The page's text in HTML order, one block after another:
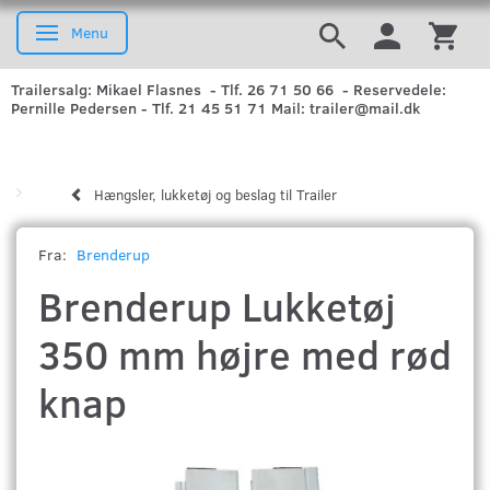
Skifte navigation
Menu
Trailersalg: Mikael Flasnes - Tlf. 26 71 50 66 - Reservedele:
Pernille Pedersen - Tlf. 21 45 51 71 Mail: trailer@mail.dk
Hængsler, lukketøj og beslag til Trailer
Fra: Brenderup
Brenderup Lukketøj
350 mm højre med rød
knap